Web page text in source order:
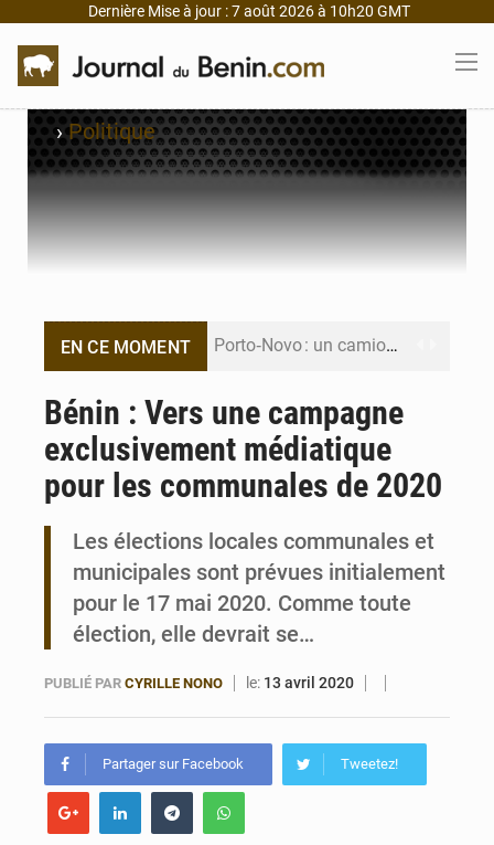
Dernière Mise à jour : 7 août 2026 à 10h20 GMT
›Politique
EN CE MOMENT Porto‑Novo : un camion de produits pétroliers embrase Avakpa
Bénin : Djogbénou inspecte le chantier du siège de l’Assemblée
Bénin et Canada scellent un partenariat inédit
Bénin : Le CEG La Verdure de Ouèdo fait sa mue pour la rentrée
Bénin : Vers une campagne
exclusivement médiatique
pour les communales de 2020
Les élections locales communales et
municipales sont prévues initialement
pour le 17 mai 2020. Comme toute
élection, elle devrait se…
PUBLIÉ PAR CYRILLE NONO le: 13 avril 2020
Partager sur Facebook Tweetez!